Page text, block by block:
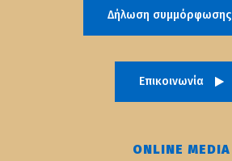
Δήλωση συμμόρφωσης
Επικοινωνία
ONLINE MEDIA